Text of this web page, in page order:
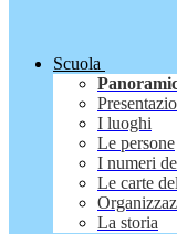
Scuola
I luoghi
Le persone
I numeri
Le carte
La storia